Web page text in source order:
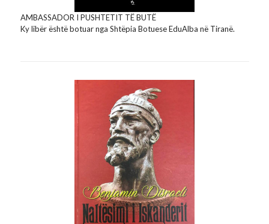
AMBASSADOR I PUSHTETIT TË BUTË
Ky libër është botuar nga Shtëpia Botuese EduAlba në Tiranë.